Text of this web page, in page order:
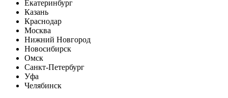
Екатеринбург
Казань
Краснодар
Москва
Нижний Новгород
Новосибирск
Омск
Санкт-Петербург
Уфа
Челябинск